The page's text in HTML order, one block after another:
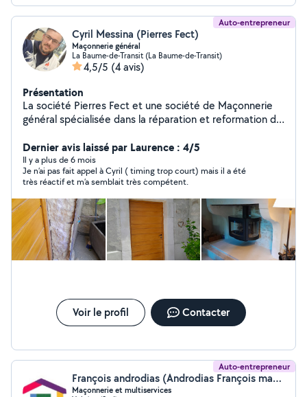
Auto-entrepreneur
Cyril Messina (Pierres Fect)
Maçonnerie général
La Baume-de-Transit (La Baume-de-Transit)
4,5/5 (4 avis)
Présentation
La société Pierres Fect et une société de Maçonnerie
général spécialisée dans la réparation et reformation de
pierres en employant des produit adaptés (le ciment
détruit la pierre avec le temps ) La société propose
également de multit service Entretien des extérieurs et
intérieurs de maison Entretient des jardins et terrains
Entretient des piscines Révision et réparation des
toitures Nous réalisons également des peintures et
stucco d intérieurs de vos appartement ou maison pour
un rajeunissement et embellir vos habitation La société
met en avant une bonne qualité et propreté du travail
Dernier avis laissé par Laurence : 4/5
Il y a plus de 6 mois
Je n’ai pas fait appel à Cyril ( timing trop court) mais il a été
très réactif et m’a semblait très compétent.
Voir le profil Contacter
Auto-entrepreneur
François androdias (Androdias François maçonnerie et multiservices)
Maçonnerie et multiservices